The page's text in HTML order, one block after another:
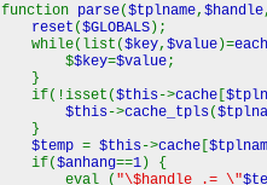
function parse($tplname, $handle,
reset ($GLOBALS);
while(list($key, $value)=each
$$key=$value;
}
if(!isset($this->cache [
$this->cache_tpls(
}
$temp = $this->cache [
if($anhang==1) {
eval ( "\$handle .= \"